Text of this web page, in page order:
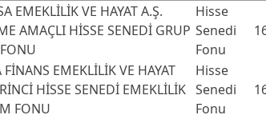
EMEKLİLİK VE HAYAT A.Ş.
AMAÇLI HİSSE SENEDİ GRUP
Hisse
Senedi
Fonu
FİNANS EMEKLİLİK VE HAYAT
HİSSE SENEDİ EMEKLİLİK
FONU
Hisse
Senedi
Fonu